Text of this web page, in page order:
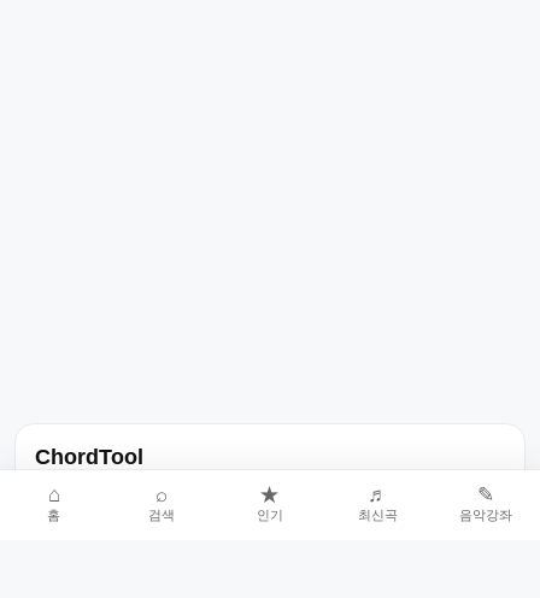
ChordTool
노래 가사, 곡 정보, 코드, 악보를 한곳에서 찾을 수 있는 음악 정보
서비스입니다.
⌂
홈
⌕
검색
★
인기
♬
최신곡
✎
음악강좌